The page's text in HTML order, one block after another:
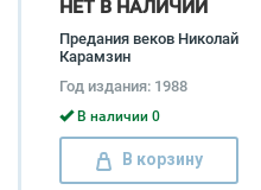
НЕТ В НАЛИЧИИ
Предания веков Николай
Карамзин
Год издания: 1988
В наличии 0
В корзину